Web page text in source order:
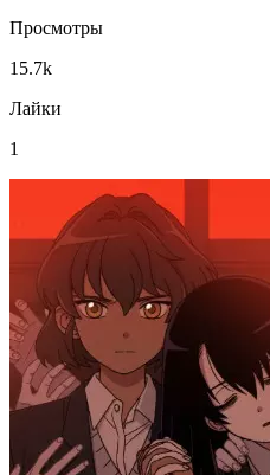
Просмотры
15.7k
Лайки
1